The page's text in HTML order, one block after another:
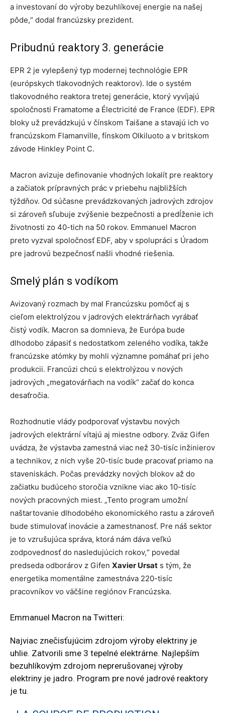
a investovaní do výroby bezuhlíkovej energie na našej
pôde,“ dodal francúzsky prezident.
Pribudnú reaktory 3. generácie
EPR 2 je vylepšený typ modernej technológie EPR
(európskych tlakovodných reaktorov). Ide o systém
tlakovodného reaktora tretej generácie, ktorý vyvíjajú
spoločnosti Framatome a Électricité de France (EDF). EPR
bloky už prevádzkujú v čínskom Taišane a stavajú ich vo
francúzskom Flamanville, fínskom Olkiluoto a v britskom
závode Hinkley Point C.
Macron avizuje definovanie vhodných lokalít pre reaktory
a začiatok prípravných prác v priebehu najbližších
týždňov. Od súčasne prevádzkovaných jadrových zdrojov
si zároveň sľubuje zvýšenie bezpečnosti a predĺženie ich
životnosti zo 40-tich na 50 rokov. Emmanuel Macron
preto vyzval spoločnosť EDF, aby v spolupráci s Úradom
pre jadrovú bezpečnosť našli vhodné riešenia.
Smelý plán s vodíkom
Avizovaný rozmach by mal Francúzsku pomôcť aj s
cieľom elektrolýzou v jadrových elektrárňach vyrábať
čistý vodík. Macron sa domnieva, že Európa bude
dlhodobo zápasiť s nedostatkom zeleného vodíka, takže
francúzske atómky by mohli významne pomáhať pri jeho
produkcii. Francúzi chcú s elektrolýzou v nových
jadrových „megatovárňach na vodík“ začať do konca
desaťročia.
Rozhodnutie vlády podporovať výstavbu nových
jadrových elektrární vítajú aj miestne odbory. Zväz Gifen
uvádza, že výstavba zamestná viac než 30-tisíc inžinierov
a technikov, z nich vyše 20-tisíc bude pracovať priamo na
staveniskách. Počas prevádzky nových blokov až do
začiatku budúceho storočia vznikne viac ako 10-tisíc
nových pracovných miest. „Tento program umožní
naštartovanie dlhodobého ekonomického rastu a zároveň
bude stimulovať inovácie a zamestnanosť. Pre náš sektor
je to vzrušujúca správa, ktorá nám dáva veľkú
zodpovednosť do nasledujúcich rokov,“ povedal
predseda odborárov z Gifen Xavier Ursat s tým, že
energetika momentálne zamestnáva 220-tisíc
pracovníkov vo väčšine regiónov Francúzska.
Emmanuel Macron na Twitteri:
Najviac znečisťujúcim zdrojom výroby elektriny je
uhlie. Zatvorili sme 3 tepelné elektrárne. Najlepším
bezuhlíkovým zdrojom neprerušovanej výroby
elektriny je jadro. Program pre nové jadrové reaktory
je tu.